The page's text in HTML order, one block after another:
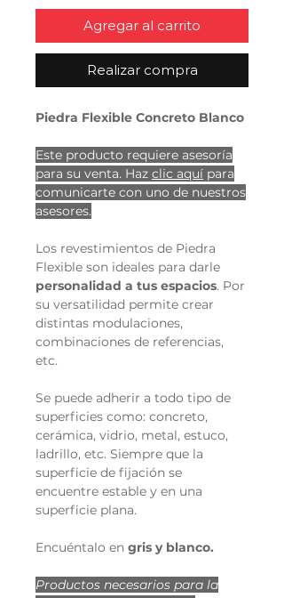
Agregar al carrito
Realizar compra
Piedra Flexible Concreto Blanco
Este producto requiere asesoría
para su venta. Haz clic aquí para
comunicarte con uno de nuestros
asesores.
Los revestimientos de Piedra
Flexible son ideales para darle
personalidad a tus espacios. Por
su versatilidad permite crear
distintas modulaciones,
combinaciones de referencias,
etc.
Se puede adherir a todo tipo de
superficies como: concreto,
cerámica, vidrio, metal, estuco,
ladrillo, etc. Siempre que la
superficie de fijación se
encuentre estable y en una
superficie plana.
Encuéntalo en gris y blanco.
Productos necesarios para la